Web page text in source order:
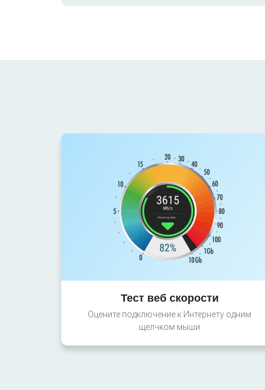
Тест веб скорости
Оцените подключение к Интернету одним
щелчком мыши